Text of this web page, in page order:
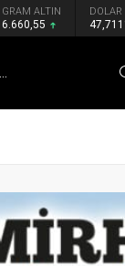
GRAM ALTIN
6.660,55
DOLAR